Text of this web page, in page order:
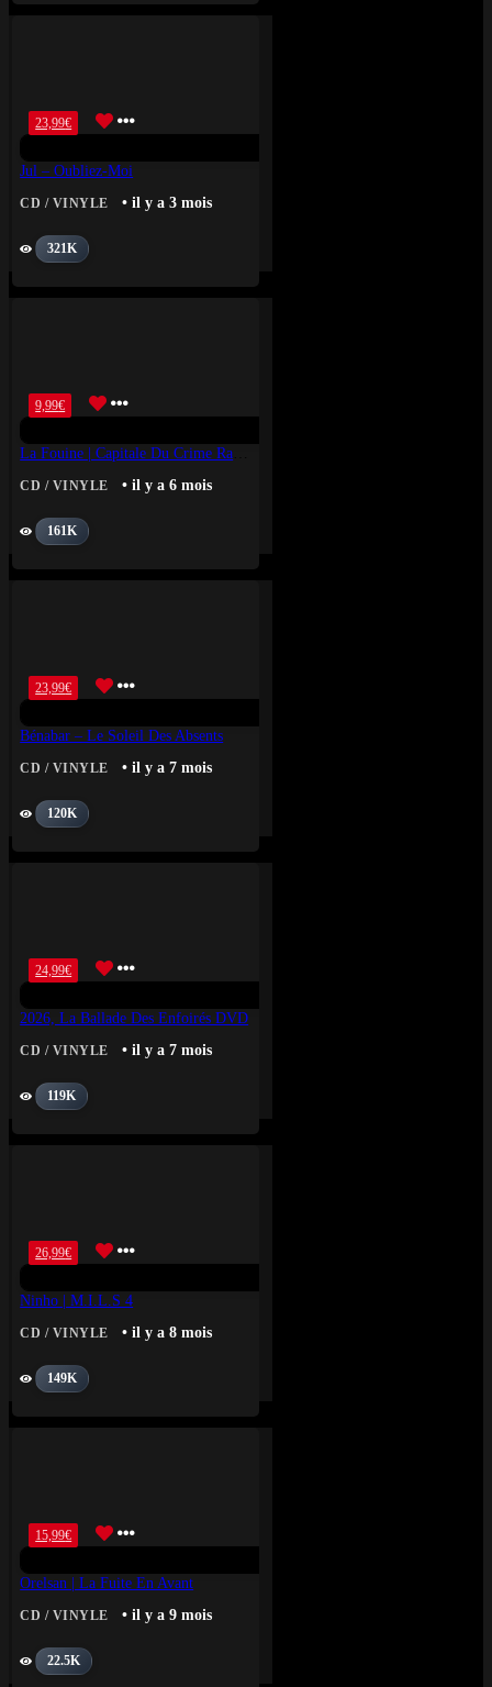
23,99€
Jul – Oubliez-Moi
CD / VINYLE • il y a 3 mois
321K
9,99€
CD / VINYLE • il y a 6 mois
161K
23,99€
Bénabar – Le Soleil Des Absents
CD / VINYLE • il y a 7 mois
120K
24,99€
2026, La Ballade Des Enfoirés DVD
CD / VINYLE • il y a 7 mois
119K
26,99€
Ninho | M.I.L.S 4
CD / VINYLE • il y a 8 mois
149K
15,99€
Orelsan | La Fuite En Avant
CD / VINYLE • il y a 9 mois
22.5K